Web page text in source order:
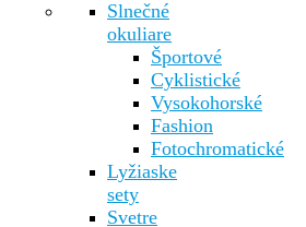
Slnečné
okuliare
Športové
Cyklistické
Vysokohorské
Fashion
Fotochromatické
Lyžiaske
sety
Svetre